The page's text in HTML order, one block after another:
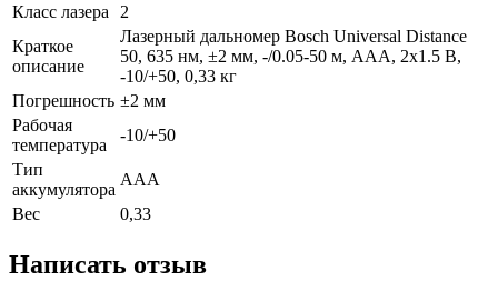
Класс лазера
2
Краткое
описание
Лазерный дальномер Bosch Universal Distance
50, 635 нм, ±2 мм, -/0.05-50 м, ААА, 2х1.5 B,
-10/+50, 0,33 кг
Погрешность ±2 мм
Рабочая
температура
-10/+50
Тип
аккумулятора
ААА
Вес
0,33
Написать отзыв